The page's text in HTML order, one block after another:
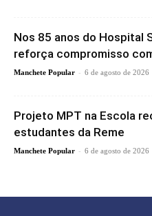
Nos 85 anos do Hospital
reforça compromisso
Manchete Popular - 6 de agosto de 2026
Projeto MPT na Escola
estudantes da Reme
Manchete Popular - 6 de agosto de 2026